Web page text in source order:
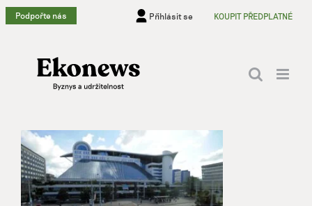
Přeskočit
na
Podpořte nás Přihlásit se KOUPIT PŘEDPLATNÉ